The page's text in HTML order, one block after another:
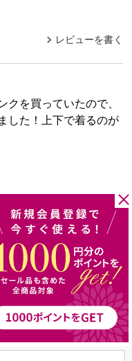
レビューを書く
クを買っていたので、
した！上下で着るのが
る（1件）